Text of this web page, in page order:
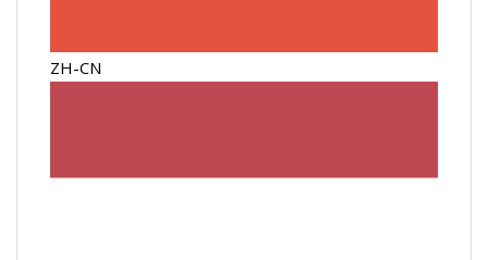
ZH-CN